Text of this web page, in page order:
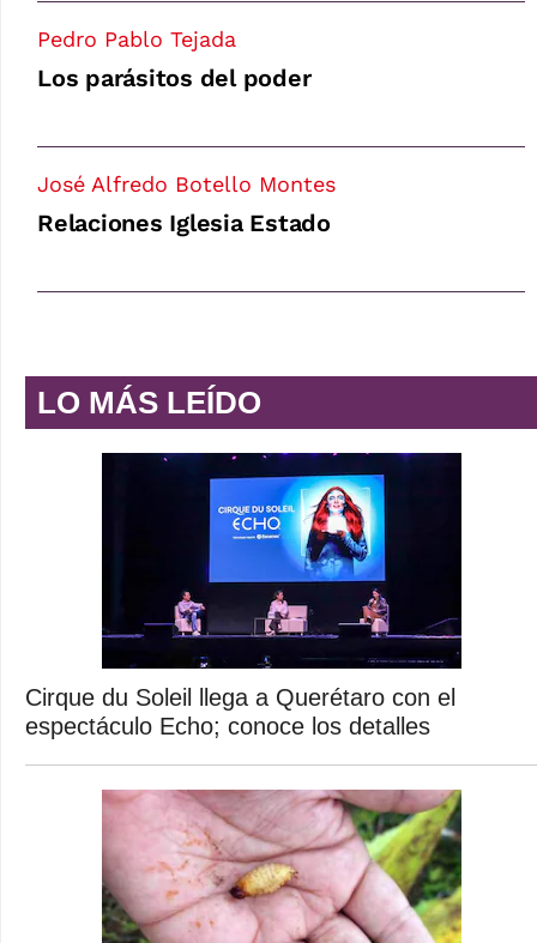
Pedro Pablo Tejada
Los parásitos del poder
José Alfredo Botello Montes
Relaciones Iglesia Estado
LO MÁS LEÍDO
Cirque du Soleil llega a Querétaro con el
espectáculo Echo; conoce los detalles